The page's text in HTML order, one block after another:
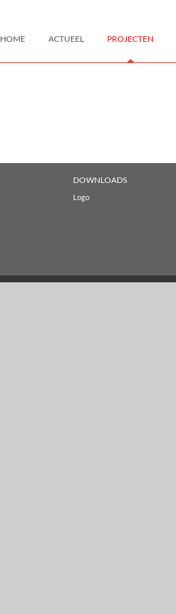
HOME ACTUEEL PROJECTEN
DOWNLOADS
Logo